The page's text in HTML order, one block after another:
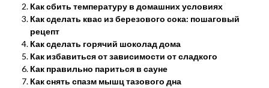
Как сбить температуру в домашних условиях
Как сделать квас из березового сока: пошаговый
рецепт
Как сделать горячий шоколад дома
Как избавиться от зависимости от сладкого
Как правильно париться в сауне
Как снять спазм мышц тазового дна